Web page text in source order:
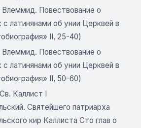
Влеммид. Повествование о
с латинянами об унии Церквей в
II, 25-40)
Влеммид. Повествование о
с латинянами об унии Церквей в
II, 50-60)
Каллист I
Святейшего патриарха
кир Каллиста Сто глав о